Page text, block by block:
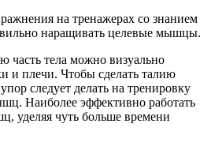
на тренажерах со знанием
наращивать целевые мышцы.
тела можно визуально
и плечи. Чтобы сделать талию
следует делать на тренировку
Наиболее эффективно работать
уделяя чуть больше времени